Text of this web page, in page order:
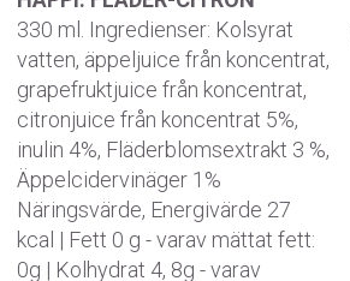
330 ml. Ingredienser: Kolsyrat
vatten, äppeljuice från koncentrat,
grapefruktjuice från koncentrat,
citronjuice från koncentrat 5%,
inulin 4%, Fläderblomsextrakt 3 %,
Äppelcidervinäger 1%
Näringsvärde, Energivärde 27
kcal | Fett 0 g - varav mättat fett:
0g | Kolhydrat 4, 8g - varav